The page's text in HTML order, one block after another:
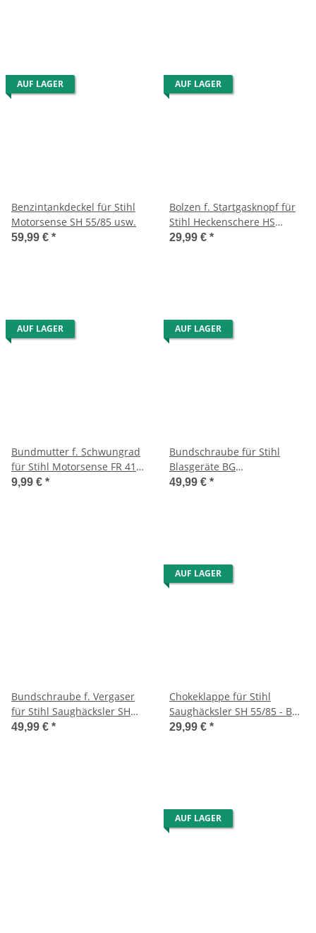
AUF LAGER
Benzintankdeckel für Stihl
Motorsense SH 55/85 usw.
59,99 € *
AUF LAGER
Bolzen f. Startgasknopf für
Stihl Heckenschere HS
82/45/45 2-Mix/SH 55/85/BG
29,99 € *
AUF LAGER
Bundmutter f. Schwungrad
für Stihl Motorsense FR 410
C usw.
9,99 € *
AUF LAGER
Bundschraube für Stihl
Blasgeräte BG
45/46/55/65/85-
49,99 € *
Bundschraube f. Vergaser
für Stihl Saughäcksler SH
55/85
49,99 € *
AUF LAGER
Chokeklappe für Stihl
Saughäcksler SH 55/85 - BG
45/46/55/65/85
29,99 € *
AUF LAGER